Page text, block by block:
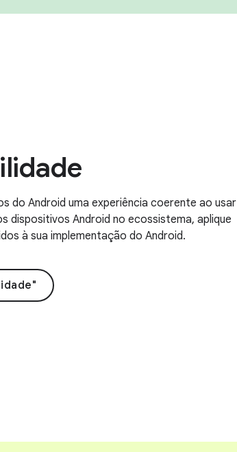
do Android uma experiência coerente ao usar
dispositivos Android no ecossistema, aplique
à sua implementação do Android.